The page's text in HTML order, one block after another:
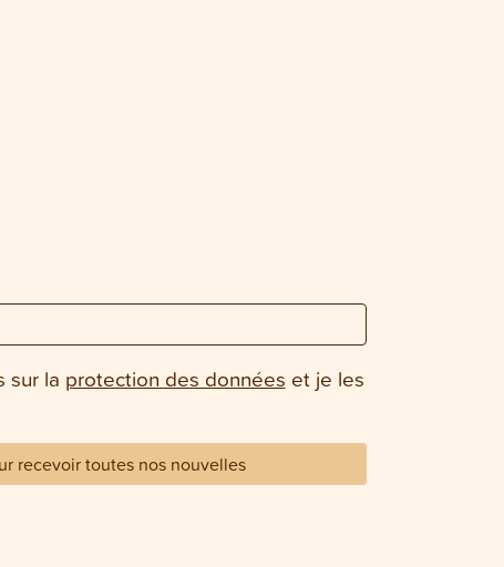
sur la protection des données et je les
recevoir toutes nos nouvelles